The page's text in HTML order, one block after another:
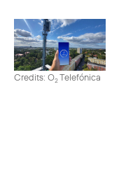
Credits: O2Telefónica